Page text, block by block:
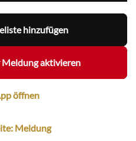
hinzufügen
aktivieren
öffnen
Meldung